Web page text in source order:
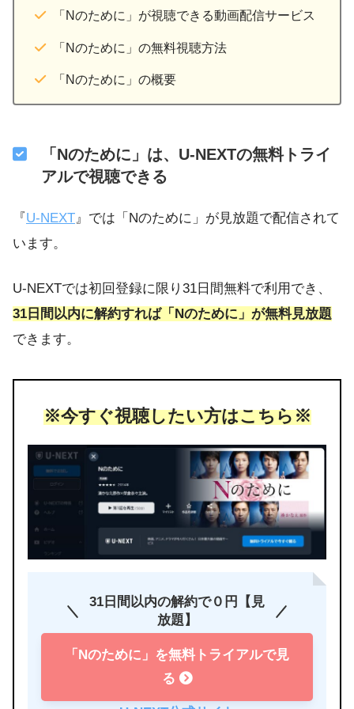
「Nのために」が視聴できる動画配信サービス
「Nのために」の無料視聴方法
「Nのために」の概要
「Nのために」は、U-NEXTの無料トライ
アルで視聴できる
『U-NEXT』では「Nのために」が見放題で配信されて
います。
U-NEXTでは初回登録に限り31日間無料で利用でき、
31日間以内に解約すれば「Nのために」が無料見放題
できます。
※今すぐ視聴したい方はこちら※
31日間以内の解約で０円【見
放題】
「Nのために」を無料トライアルで見
る